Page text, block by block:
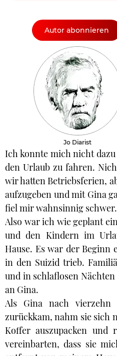
Autor abonnieren
Jo Diarist
Ich konnte mich nicht
den Urlaub zu fahren.
wir hatten Betriebsferien,
aufzugeben und mit Gina
fiel mir wahnsinnig schwer.
Also war ich wie geplant
und den Kindern im
Hause. Es war der Beginn
in den Suizid trieb.
und in schlaflosen
an Gina.
Als Gina nach
zurückkam, nahm sie sich
Koffer auszupacken
vereinbarten, dass sie